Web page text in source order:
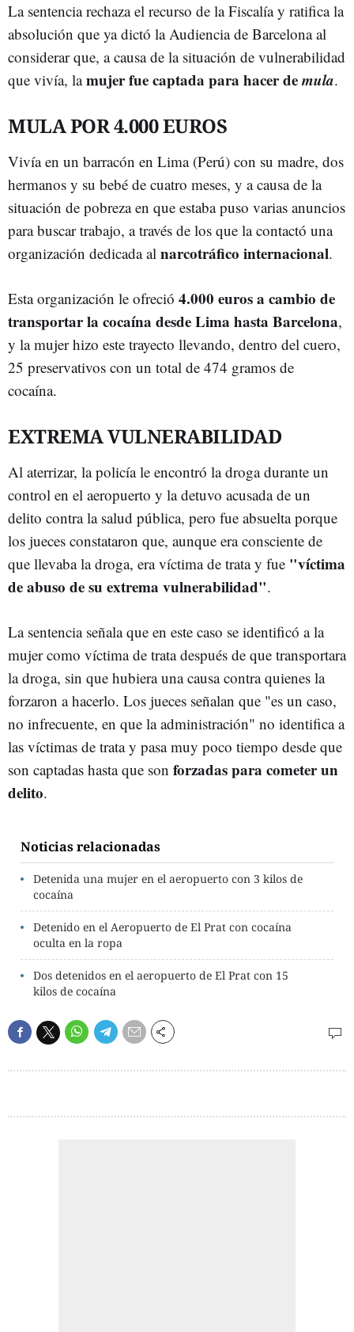
La sentencia rechaza el recurso de la Fiscalía y ratifica la
absolución que ya dictó la Audiencia de Barcelona al
considerar que, a causa de la situación de vulnerabilidad
que vivía, lamujer fue captada para hacer demula.
MULA POR 4.000 EUROS
Vivía en un barracón en Lima (Perú) con su madre, dos
hermanos y su bebé de cuatro meses, y a causa de la
situación de pobreza en que estaba puso varias anuncios
para buscar trabajo, a través de los que la contactó una
organización dedicada al narcotráfico internacional.
Esta organización le ofreció 4.000 euros a cambio de
transportar la cocaína desde Lima hasta Barcelona,
y la mujer hizo este trayecto llevando, dentro del cuero,
25 preservativos con un total de 474 gramos de
cocaína.
EXTREMA VULNERABILIDAD
Al aterrizar, la policía le encontró la droga durante un
control en el aeropuerto y la detuvo acusada de un
delito contra la salud pública, pero fue absuelta porque
los jueces constataron que, aunque era consciente de
que llevaba la droga, era víctima de trata y fue "víctima
de abuso de su extrema vulnerabilidad".
La sentencia señala que en este caso se identificó a la
mujer como víctima de trata después de que transportara
la droga, sin que hubiera una causa contra quienes la
forzaron a hacerlo. Los jueces señalan que "es un caso,
no infrecuente, en que la administración" no identifica a
las víctimas de trata y pasa muy poco tiempo desde que
son captadas hasta que son forzadas para cometer un
delito.
Noticias relacionadas
Detenida una mujer en el aeropuerto con 3 kilos de
cocaína
Detenido en el Aeropuerto de El Prat con cocaína
oculta en la ropa
Dos detenidos en el aeropuerto de El Prat con 15
kilos de cocaína